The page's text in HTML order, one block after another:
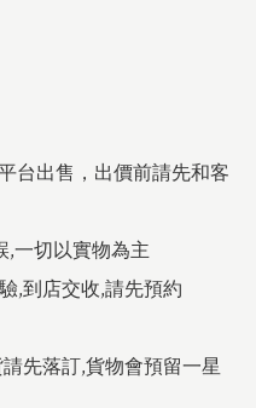
台出售，出價前請先和客
,一切以實物為主
,到店交收,請先預約
先落訂,貨物會預留一星